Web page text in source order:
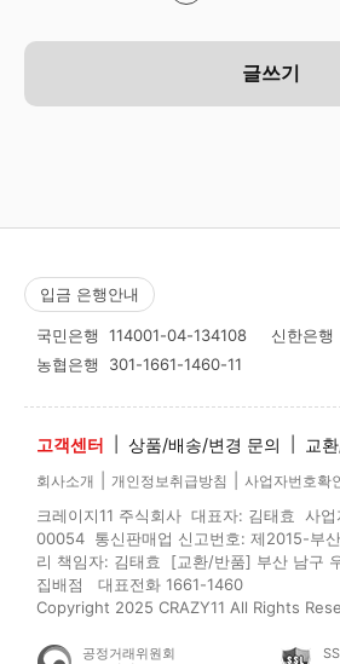
글쓰기
입금 은행안내
국민은행 114001-04-134108 신한은행
농협은행 301-1661-1460-11
고객센터 상품/배송/변경 문의 교
회사소개 개인정보취급방침 사업자번호확
크레이지11 주식회사 대표자: 김태효 사
00054 통신판매업 신고번호: 제2015-부
리 책임자: 김태효 [교환/반품] 부산 남구
집배점 대표전화 1661-1460
Copyright 2025 CRAZY11 All Rights
공정거래위원회